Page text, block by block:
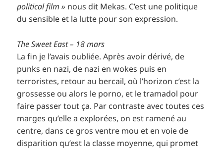
political film » nous dit Mekas. C’est une politique
du sensible et la lutte pour son expression.
The Sweet East– 18 mars
La fin je l’avais oubliée. Après avoir dérivé, de
punks en nazi, de nazi en wokes puis en
terroristes, retour au bercail, où l’horizon c’est la
grossesse ou alors le porno, et le tramadol pour
faire passer tout ça. Par contraste avec toutes ces
marges qu’elle a explorées, on est ramené au
centre, dans ce gros ventre mou et en voie de
disparition qu’est la classe moyenne, qui promet